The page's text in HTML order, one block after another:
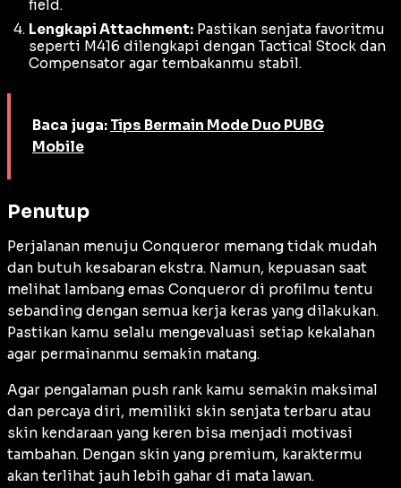
field.
Lengkapi Attachment: Pastikan senjata favoritmu
seperti M416 dilengkapi dengan Tactical Stock dan
Compensator agar tembakanmu stabil.
Baca juga: Tips Bermain Mode Duo PUBG
Mobile
Penutup
Perjalanan menuju Conqueror memang tidak mudah
dan butuh kesabaran ekstra. Namun, kepuasan saat
melihat lambang emas Conqueror di profilmu tentu
sebanding dengan semua kerja keras yang dilakukan.
Pastikan kamu selalu mengevaluasi setiap kekalahan
agar permainanmu semakin matang.
Agar pengalaman push rank kamu semakin maksimal
dan percaya diri, memiliki skin senjata terbaru atau
skin kendaraan yang keren bisa menjadi motivasi
tambahan. Dengan skin yang premium, karaktermu
akan terlihat jauh lebih gahar di mata lawan.